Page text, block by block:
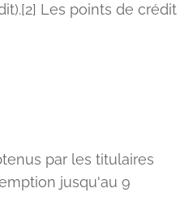
Les points de crédit
par les titulaires
jusqu'au 9